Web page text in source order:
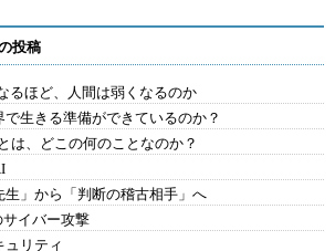
投稿
るほど、人間は弱くなるのか
生きる準備ができているのか？
は、どこの何のことなのか？
」から「判断の稽古相手」へ
イバー攻撃
ュリティ